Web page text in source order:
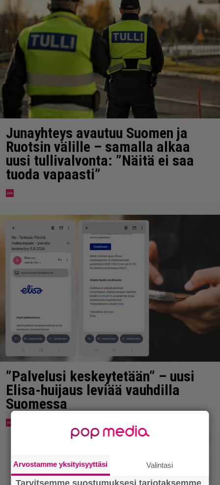
Junayhteys avautuu Suomen ja
Ruotsin välille – samalla alkaa
uusi tullivalvonta: ”Näitä ei saa
tuoda vapaasti”
”Palvelusi keskeytetään” – uusi
Elisa-huijaus leviää vauhdilla
Suomessa
Arvostamme yksityisyyttäsi Valintasi
Tarvitsemme suostumuksesi tarjotaksemme